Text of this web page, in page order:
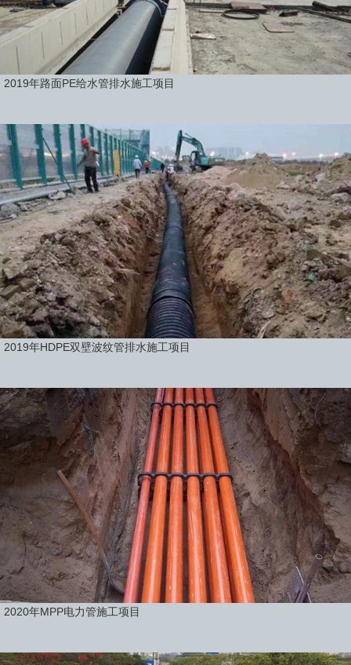
2019年路面PE给水管排水施工项目
2019年HDPE双壁波纹管排水施工项目
2020年MPP电力管施工项目